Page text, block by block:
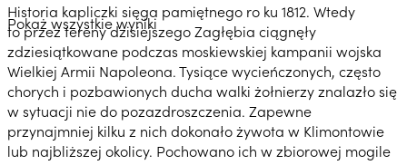
Pokaż wszystkie wyniki
Historia kapliczki sięga pamiętnego ro ku 1812. Wtedy
to przez tereny dzisiejszego Zagłębia ciągnęły
zdziesiątkowane podczas moskiewskiej kampanii wojska
Wielkiej Armii Napoleona. Tysiące wycieńczonych, często
chorych i pozbawionych ducha walki żołnierzy znalazło się
w sytuacji nie do pozazdroszczenia. Zapewne
przynajmniej kilku z nich dokonało żywota w Klimontowie
lub najbliższej okolicy. Pochowano ich w zbiorowej mogile